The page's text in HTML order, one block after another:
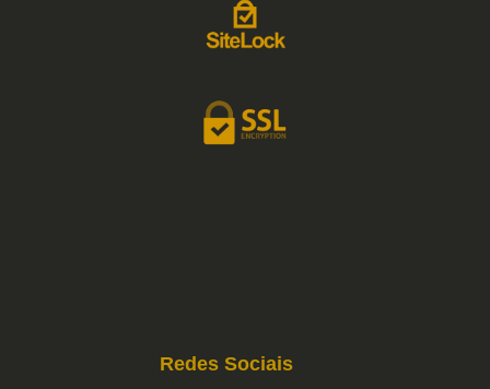
Redes Sociais